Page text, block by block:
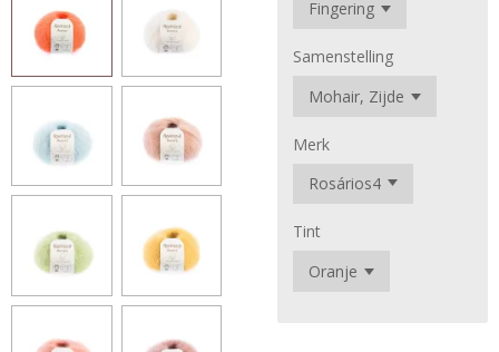
Samenstelling
Merk
Tint